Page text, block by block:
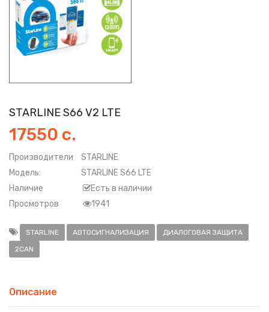
STARLINE S66 V2 LTE
17550 с.
Производители
STARLINE
Модель:
STARLINE S66 LTE
Наличие
Есть в наличии
Просмотров
1941
STARLINE АВТОСИГНАЛИЗАЦИЯ
ДИАЛОГОВАЯ ЗАЩИТА
2CAN
Описание